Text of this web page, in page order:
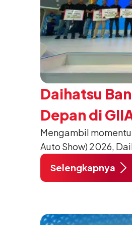
Daihatsu
Depan di
Mengambil
Auto Show) 2026,
meningkatkan
pendidikan vokasi
pada 5 Agustus
Selengkapnya